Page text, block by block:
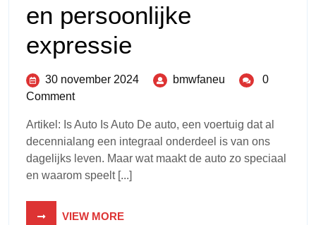
en persoonlijke
expressie
30 november 2024 bmwfaneu
0
Comment
Artikel: Is Auto Is Auto De auto, een voertuig dat al
decennialang een integraal onderdeel is van ons
dagelijks leven. Maar wat maakt de auto zo speciaal
en waarom speelt [...]
VIEW MORE